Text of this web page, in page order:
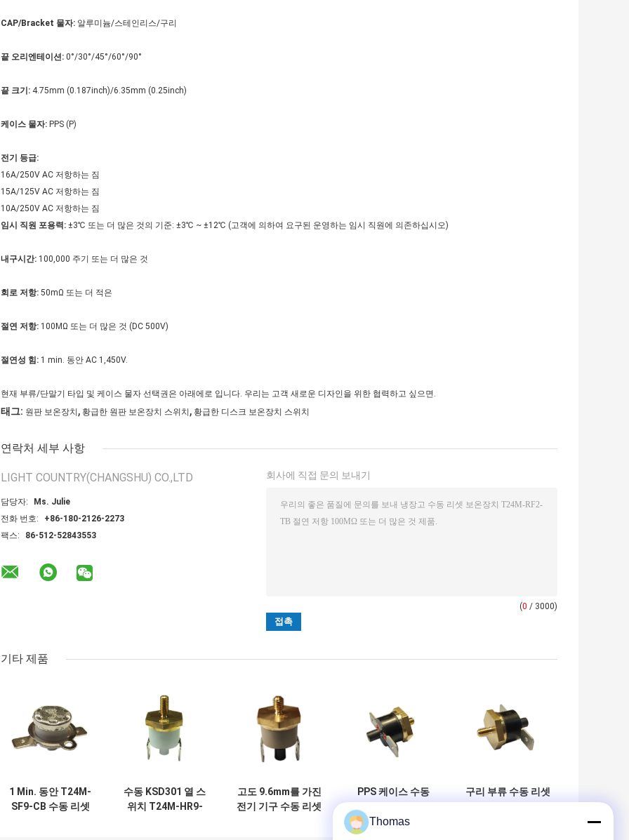
CAP/Bracket 물자: 알루미늄/스테인리스/구리
끝 오리엔테이션: 0°/30°/45°/60°/90°
끝 크기: 4.75mm (0.187inch)/6.35mm (0.25inch)
케이스 물자: PPS (P)
전기 등급:
16A/250V AC 저항하는 짐
15A/125V AC 저항하는 짐
10A/250V AC 저항하는 짐
임시 직원 포용력: ±3℃ 또는 더 많은 것의 기준: ±3℃ ~ ±12℃ (고객에 의하여 요구된 운영하는 임시 직원에 의존하십시오)
내구시간: 100,000 주기 또는 더 많은 것
회로 저항: 50mΩ 또는 더 적은
절연 저항: 100MΩ 또는 더 많은 것 (DC 500V)
절연성 힘: 1 min. 동안 AC 1,450V.
현재 부류/단말기 타입 및 케이스 물자 선택권은 아래에로 입니다. 우리는 고객 새로운 디자인을 위한 협력하고 싶으면.
태그: 원판 보온장치 , 황급한 원판 보온장치 스위치 , 황급한 디스크 보온장치 스위치
연락처 세부 사항
LIGHT COUNTRY(CHANGSHU) CO.,LTD
담당자:
Ms. Julie
전화 번호:
+86-180-2126-2273
팩스:
86-512-52843553
회사에 직접 문의 보내기
(0 / 3000)
기타 제품
1 Min. 동안 T24M-
SF9-CB 수동 리셋
수동 KSD301 열 스
위치 T24M-HR9-
고도 9.6mm를 가진
전기 기구 수동 리셋
PPS 케이스 수동
치 T24M-HF2-TB
전기 주전자 안정
구리 부류 수동 리셋
Thomas